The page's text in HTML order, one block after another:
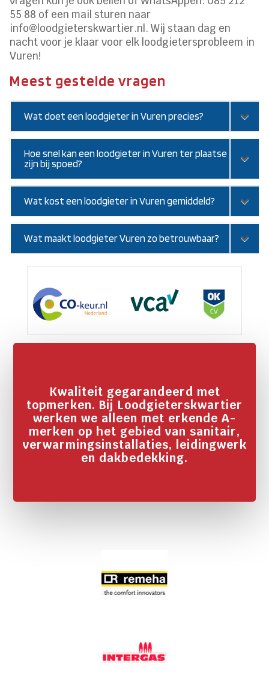
55 88 of een mail sturen naar
info@loodgieterskwartier.nl. Wij staan dag en
nacht voor je klaar voor elk loodgietersprobleem in
Vuren!
Meest gestelde vragen
Wat doet een loodgieter in Vuren precies?
Hoe snel kan een loodgieter in Vuren ter plaatse
zijn bij spoed?
Wat kost een loodgieter in Vuren gemiddeld?
Wat maakt loodgieter Vuren zo betrouwbaar?
Kwaliteit gegarandeerd met
topmerken. Bij Loodgieterskwartier
werken we alleen met erkende A-
merken op het gebied van sanitair,
verwarmingsinstallaties, leidingwerk
en dakbedekking.